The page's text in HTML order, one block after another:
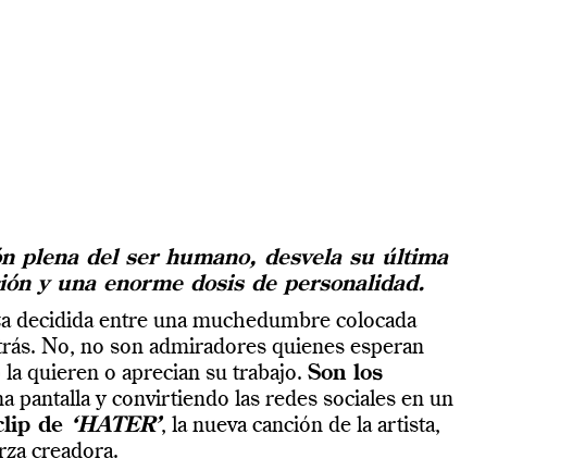
plena del ser humano, desvela su última
y una enorme dosis de personalidad.
decidida entre una muchedumbre colocada
No, no son admiradores quienes esperan
quieren o aprecian su trabajo. Son los
pantalla y convirtiendo las redes sociales en un
de ‘HATER’, la nueva canción de la artista,
creadora.